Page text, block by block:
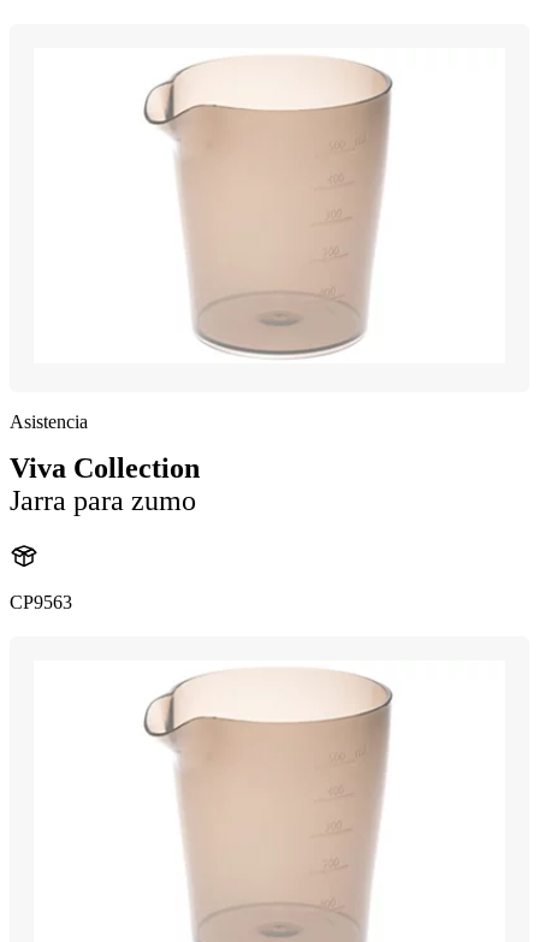
Asistencia
Viva Collection
Jarra para zumo
CP9563